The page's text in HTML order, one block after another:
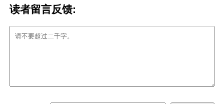
读者留言反馈: